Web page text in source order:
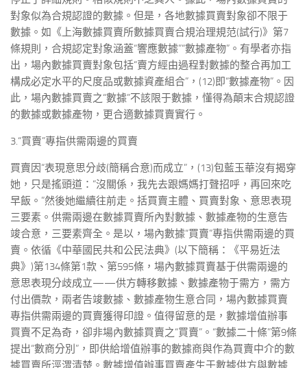
對象似為合規認證的數據。但是，各地數據買賣對象卻不限于
數據。如《上海數據買賣所數據買賣合規治理規范(試行)》第7
條規則，合規認定對象涵蓋“響應數據”“數據產物”。有學者亦指
出，場內數據買賣對象包括“賣方經由過程對數據的整合再加工
構成必定水平的尺度品或數據資產組合”，(12)即“數據產物”。因
此，場內數據買賣之“數據”不該限于數據，懂得為顛末合規認證
的數據或數據產物，更合適數據買賣實行。
3.“買賣”專指供需兩邊的買賣
買賣因“表現意思分歧(簡稱合意)而成立”，(13)包藍玉華沒有揭穿
她，只是搖頭道：“沒關係，我先去跟媽媽打聲招呼，再回來吃
早飯。”然後她繼續往前走。括買賣主體、買賣對象、意思表現
三要素。供需兩邊在數據買賣所內對數據、數據產物的生意告
竣合意，三要素齊全。是以，場內數據“買賣”專指供需兩邊的買
賣。依循《中華國民共和公民法典》(以下簡稱：《平易近法
典》)第134條第1款、第595條，場內數據買賣基于供需兩邊的
意思表現分歧成立——供方轉移數據、數據產物于需方，需方
付出價款，兩者告竣數據、數據產物生意合同，場內數據買賣
專指供需兩邊的買賣獲得印證。值得留意的是，數據增值辦事
買賣不足為奇，卻非場內數據買賣之“買賣”。“數據二十條”第9條
提出“數商分別”，即供給增值辦事的數據商與作為買賣中介的數
據買賣所涇渭清楚。數據增值辦事買賣產生于數據供方與數據